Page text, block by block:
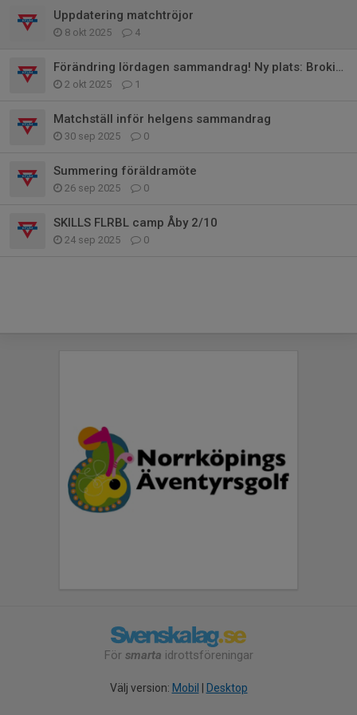
Uppdatering matchtröjor
8 okt 2025 4
Förändring lördagen sammandrag! Ny plats: Brokindshallen
2 okt 2025 1
Matchställ inför helgens sammandrag
30 sep 2025 0
Summering föräldramöte
26 sep 2025 0
SKILLS FLRBL camp Åby 2/10
24 sep 2025 0
För smarta idrottsföreningar
Välj version: Mobil | Desktop